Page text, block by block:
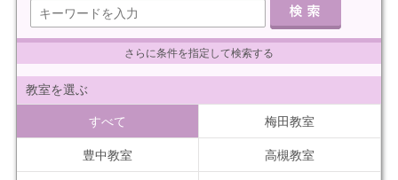
さらに条件を指定して検索する
教室を選ぶ
すべて 梅田教室
豊中教室 高槻教室